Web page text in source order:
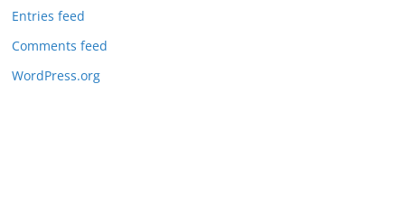
Entries feed
Comments feed
WordPress.org